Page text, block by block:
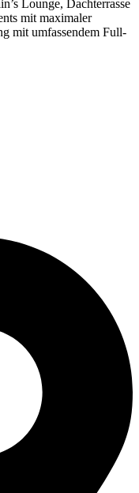
Lounge, Dachterrasse
mit maximaler
mit umfassendem Full-